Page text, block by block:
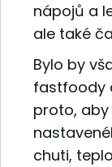
nápojů a
ale také
Bylo by
fastfoody
proto, aby
chuti,